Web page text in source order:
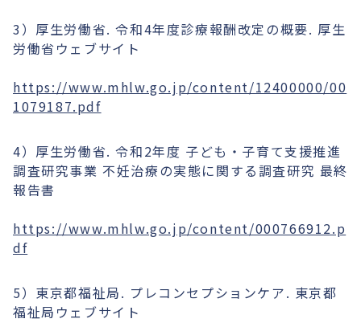
3）厚生労働省. 令和4年度診療報酬改定の概要. 厚生
労働省ウェブサイト
https://www.mhlw.go.jp/content/12400000/00
1079187.pdf
4）厚生労働省. 令和2年度 子ども・子育て支援推進
調査研究事業 不妊治療の実態に関する調査研究 最終
報告書
https://www.mhlw.go.jp/content/000766912.p
df
5）東京都福祉局. プレコンセプションケア. 東京都
福祉局ウェブサイト